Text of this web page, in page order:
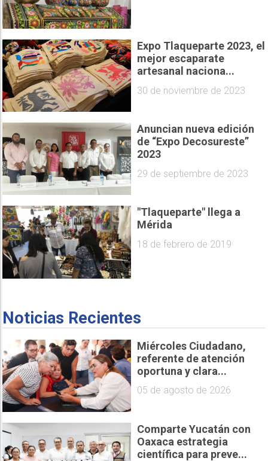
Expo Tlaqueparte 2023, el
mejor escaparate
artesanal naciona...
30 de noviembre de 2023
Anuncian nueva edición
de “Expo Decosureste”
2023
29 de septiembre de 2023
"Tlaqueparte" llega a
Mérida
18 de febrero de 2019
Noticias Recientes
Miércoles Ciudadano,
referente de atención
oportuna y clara...
05 de agosto de 2026
Comparte Yucatán con
Oaxaca estrategia
científica para preve...